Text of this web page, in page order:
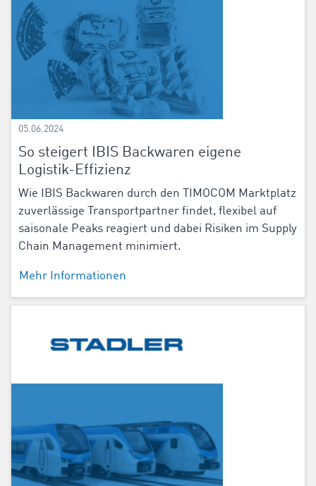
05.06.2024
So steigert IBIS Backwaren eigene
Logistik-Effizienz
Wie IBIS Backwaren durch den TIMOCOM Marktplatz
zuverlässige Transportpartner findet, flexibel auf
saisonale Peaks reagiert und dabei Risiken im Supply
Chain Management minimiert.
Mehr Informationen